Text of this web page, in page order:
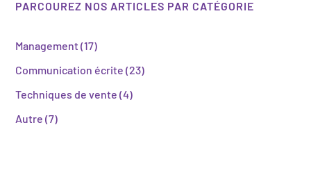
PARCOUREZ NOS ARTICLES PAR CATÉGORIE
Management(17)
Communication écrite (23)
Techniques de vente (4)
Autre (7)